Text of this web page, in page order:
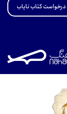
درخواست کتاب نایاب